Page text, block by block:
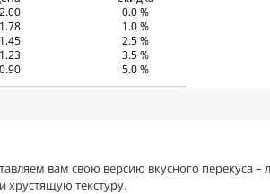
0.0 %
1.0 %
2.5 %
3.5 %
5.0 %
вам свою версию вкусного перекуса –
хрустящую текстуру.